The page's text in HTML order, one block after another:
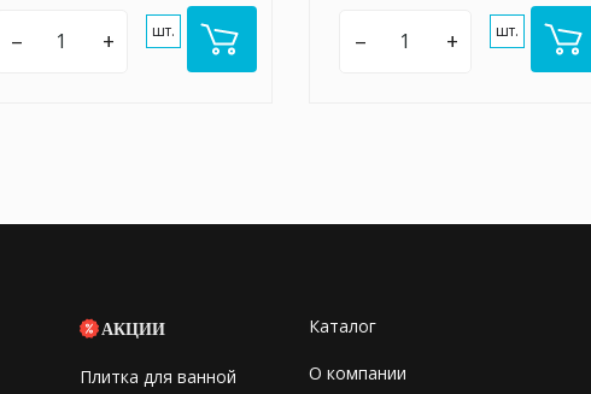
– + шт. – + шт.
АКЦИИ
Плитка для ванной
Каталог
О компании